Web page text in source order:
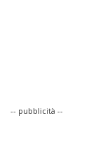
-- pubblicità --